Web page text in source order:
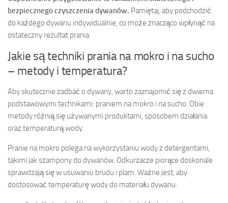
bezpiecznego czyszczenia dywanów. Pamiętaj, aby podchodzić
do każdego dywanu indywidualnie, co może znacząco wpłynąć na
ostateczny rezultat prania.
Jakie są techniki prania na mokro i na sucho
– metody i temperatura?
Aby skutecznie zadbać o dywany, warto zaznajomić się z dwiema
podstawowymi technikami: praniem na mokro i na sucho. Obie
metody różnią się używanymi produktami, sposobem działania
oraz temperaturą wody.
Pranie na mokro polega na wykorzystaniu wody z detergentami,
takimi jak szampony do dywanów. Odkurzacze piorące doskonale
sprawdzają się w usuwaniu brudu i plam. Ważne jest, aby
dostosować temperaturę wody do materiału dywanu: